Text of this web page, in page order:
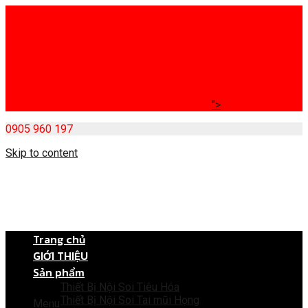
">
0905 960 197
Skip to content
Menu
Trang chủ
GIỚI THIỆU
Sản phẩm
Thiết Bị Nội Soi Tiêu Hóa
Thiết Bị Nội Soi Tai mũi Họng